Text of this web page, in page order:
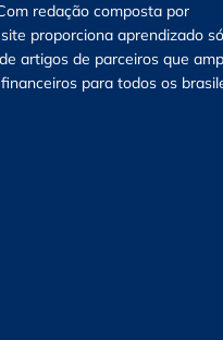
redação composta por
proporciona aprendizado
artigos de parceiros que
para todos os